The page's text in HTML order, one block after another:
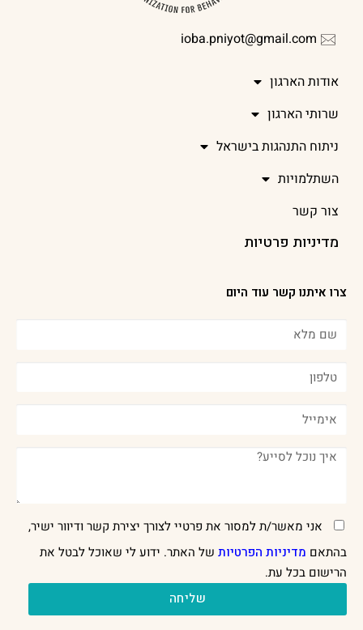
ioba.pniyot@gmail.com
אודות הארגון
שרותי הארגון
ניתוח התנהגות בישראל
השתלמויות
צור קשר
מדיניות פרטיות
צרו איתנו קשר עוד היום
אני מאשר/ת למסור את פרטיי לצורך יצירת קשר ודיוור ישיר,
בהתאם מדיניות הפרטיות של האתר. ידוע לי שאוכל לבטל את
הרישום בכל עת.
שליחה